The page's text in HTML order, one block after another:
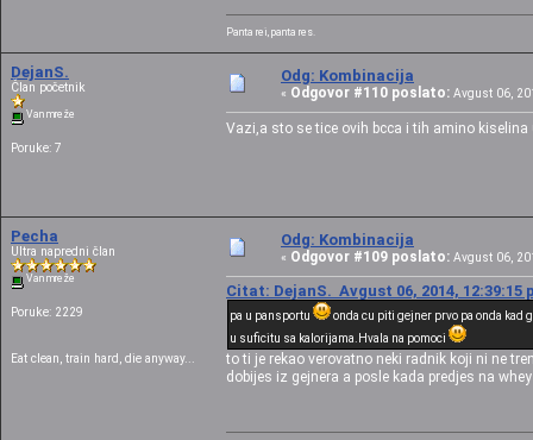
Panta rei, panta res.
DejanS.
Član početnik
Van mreže
Poruke: 7
Odg: Kombinacija
« Odgovor #110 poslato: Avgust 06,
Vazi,a sto se tice ovih bcca i tih amino
Pecha
Ultra napredni član
Van mreže
Poruke: 2229
Eat clean, train hard, die anyway...
Odg: Kombinacija
« Odgovor #109 poslato: Avgust 06,
Citat: DejanS. Avgust 06, 2014, 12:39:15
pa u pansportu
onda cu piti gejner prvo pa onda kad
u suficitu sa kalorijama.Hvala na pomoci
to ti je rekao verovatno neki radnik koji ni ne
dobijes iz gejnera a posle kada predjes na